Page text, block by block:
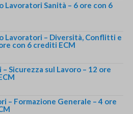
Lavoratori Sanità – 6 ore con 6
Lavoratori – Diversità, Conflitti e
con 6 crediti ECM
Sicurezza sul Lavoro – 12 ore
– Formazione Generale – 4 ore